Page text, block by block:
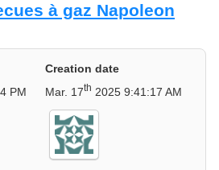
à gaz Napoleon
PM
Creation date
Mar. 17th 2025 9:41:17 AM